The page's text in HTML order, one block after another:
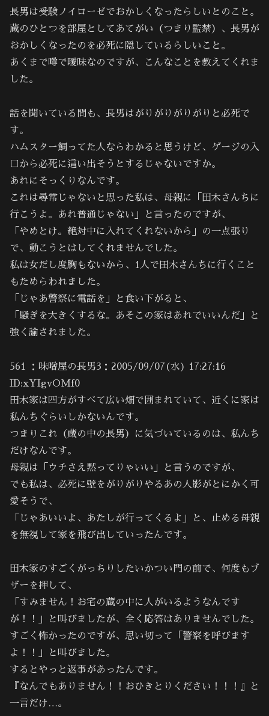
長男は受験ノイローゼでおかしくなったらしいとのこと。
蔵のひとつを部屋としてあてがい（つまり監禁）、長男が
おかしくなったのを必死に隠しているらしいこと。
あくまで噂で曖昧なのですが、こんなことを教えてくれま
した。
話を聞いている間も、長男はがりがりがりがりと必死で
す。
ハムスター飼ってた人ならわかると思うけど、ゲージの入
口から必死に這い出そうとするじゃないですか。
あれにそっくりなんです。
これは尋常じゃないと思った私は、母親に「田木さんちに
行こうよ。あれ普通じゃない」と言ったのですが、
「やめとけ。絶対中に入れてくれないから」の一点張り
で、動こうとはしてくれませんでした。
私は女だし度胸もないから、1人で田木さんちに行くこと
もためらわれました。
「じゃあ警察に電話を」と食い下がると、
「騒ぎを大きくするな。あそこの家はあれでいいんだ」と
強く諭されました。
561 ：味噌屋の長男3：2005/09/07(水) 17:27:16
ID:xYIgvOMf0
田木家は四方がすべて広い畑で囲まれていて、近くに家は
私んちぐらいしかないんです。
つまりこれ（蔵の中の長男）に気づいているのは、私んち
だけなんです。
母親は「ウチさえ黙ってりゃいい」と言うのですが、
でも私は、必死に壁をがりがりやるあの人影がとにかく可
愛そうで、
「じゃあいいよ、あたしが行ってくるよ」と、止める母親
を無視して家を飛び出していったんです。
田木家のすごくがっちりしたいかつい門の前で、何度もブ
ザーを押して、
「すみません！お宅の蔵の中に人がいるようなんです
が！！」と叫びましたが、全く応答はありませんでした。
すごく怖かったのですが、思い切って「警察を呼びます
よ！！」と叫びました。
するとやっと返事があったんです。
『なんでもありません！！おひきとりください！！！』と
一言だけ…。